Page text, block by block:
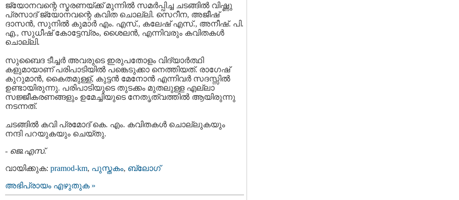
ജ്യോനവന്റെ സ്മരണയ്ക്ക് മുന്നില്‍ സമര്‍പ്പിച്ച ചടങ്ങില്‍ വിഷ്ണു
പ്രസാദ് ജ്യോനവന്റെ കവിത ചൊല്ലി. സെറീന, അജീഷ്
ദാസന്‍, സുനില്‍ കുമാര്‍ എം. എസ്., കലേഷ് എസ്., അനീഷ്. പി.
എ., സുധീഷ് കോട്ടേമ്പ്രം, ശൈലന്‍, എന്നിവരും കവിതകള്‍
ചൊല്ലി.
സുബൈദ ടീച്ചര്‍ അവരുടെ ഇരുപതോളം വിദ്യാര്‍ത്ഥി
കളുമായാണ് പരിപാടിയില്‍ പങ്കെടുക്കാ നെത്തിയത്. രാഗേഷ്
കുറുമാന്‍, കൈതമുള്ള്, കുട്ടന്‍ മേനോന്‍ എന്നിവര്‍ സദസ്സില്‍
ഉണ്ടായിരുന്നു. പരിപാടിയുടെ തുടക്കം മുതലുള്ള എല്ലാ
സജ്ജീകരണങ്ങളും ഉമേച്ചിയുടെ നേതൃത്വത്തില്‍ ആയിരുന്നു
നടന്നത്.
ചടങ്ങില്‍ കവി പ്രമോദ് കെ. എം. കവിതകള്‍ ചൊല്ലുകയും
നന്ദി പറയുകയും ചെയ്തു.
- ജെ.എസ്.
വായിക്കുക: pramod-km, പുസ്തകം, ബ്ലോഗ്
അഭിപ്രായം എഴുതുക »